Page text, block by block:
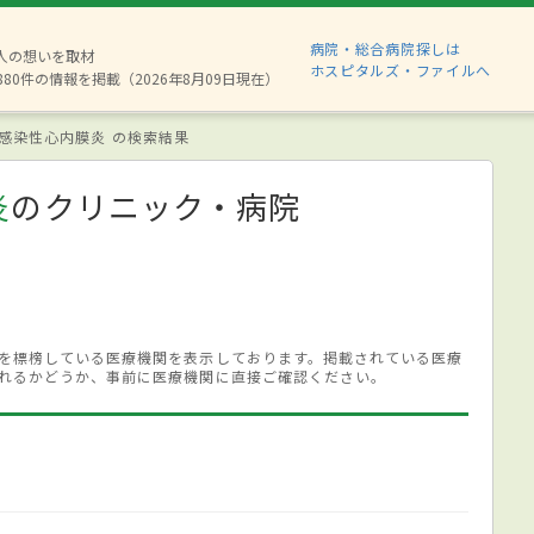
の想いを取材
件の情報を掲載（2026年8月09日現在）
病院・総合病院探しは
ホスピタルズ・ファイルへ
染性心内膜炎 の検索結果
のクリニック・病院
榜している医療機関を表示しております。掲載されている医療
かどうか、事前に医療機関に直接ご確認ください。